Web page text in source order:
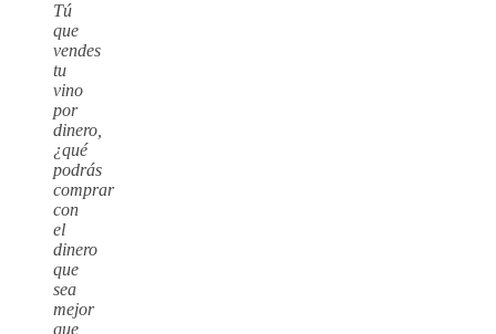
Tú
que
vendes
tu
vino
por
dinero,
¿qué
podrás
comprar
con
el
dinero
que
sea
mejor
que